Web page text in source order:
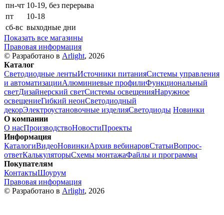
пн-чт 10-19, без перерыва
пт
10-18
сб-вс выходные дни
Показать все магазины
Правовая информация
© Разработано в Arlight, 2026
Каталог
Светодиодные лентыИсточники питанияСистемы управления
и автоматизацииАлюминиевые профилиФункциональный
светДизайнерский светСистемы освещенияНаружное
освещениеГибкий неонСветодиодный
декорЭлектроустановочные изделияСветодиоды Новинки
О компании
О насПроизводствоНовостиПроекты
Информация
КаталогиВидеоНовинкиАрхив вебинаровСтатьиВопрос-
ответКалькуляторыСхемы монтажаФайлы и программы
Покупателям
КонтактыШоурум
Правовая информация
© Разработано в Arlight, 2026